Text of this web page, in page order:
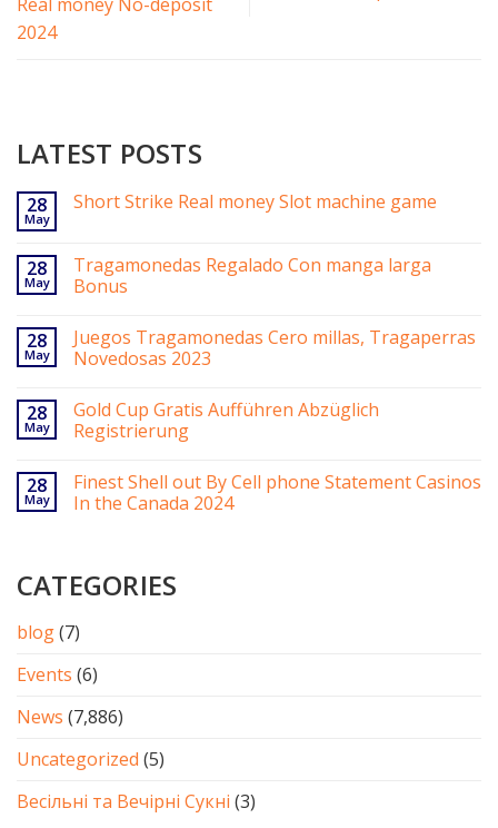
2024
LATEST POSTS
28
May
Short Strike Real money Slot machine game
28
May
Tragamonedas Regalado Con manga larga
Bonus
28
May
Juegos Tragamonedas Cero millas, Tragaperras
Novedosas 2023
28
May
Gold Cup Gratis Aufführen Abzüglich
Registrierung
28
May
Finest Shell out By Cell phone Statement Casinos
In the Canada 2024
CATEGORIES
blog(7)
Events (6)
News (7,886)
Uncategorized (5)
Весільні та Вечірні Сукні (3)